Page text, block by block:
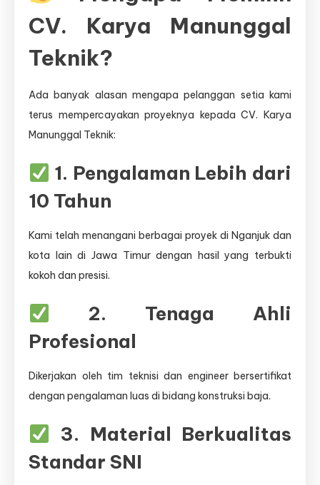
CV. Karya Manunggal
Teknik?
Ada banyak alasan mengapa pelanggan setia kami
terus mempercayakan proyeknya kepada CV. Karya
Manunggal Teknik:
1. Pengalaman Lebih dari
10 Tahun
Kami telah menangani berbagai proyek di Nganjuk dan
kota lain di Jawa Timur dengan hasil yang terbukti
kokoh dan presisi.
2. Tenaga Ahli
Profesional
Dikerjakan oleh tim teknisi dan engineer bersertifikat
dengan pengalaman luas di bidang konstruksi baja.
3. Material Berkualitas
Standar SNI